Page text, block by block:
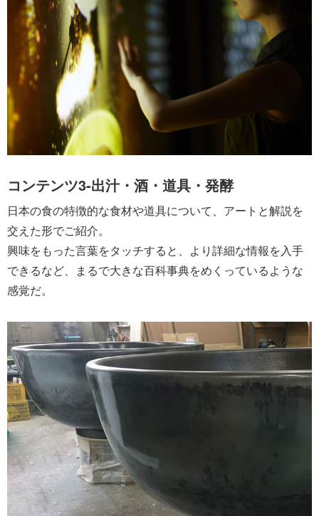
コンテンツ3-出汁・酒・道具・発酵
日本の食の特徴的な食材や道具について、アートと解説を
交えた形でご紹介。
興味をもった言葉をタッチすると、より詳細な情報を入手
できるなど、まるで大きな百科事典をめくっているような
感覚だ。